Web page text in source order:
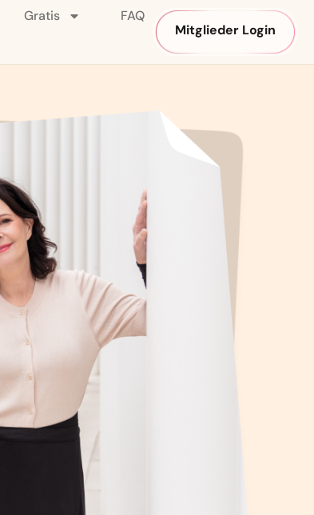
Gratis
FAQ
Mitglieder Login